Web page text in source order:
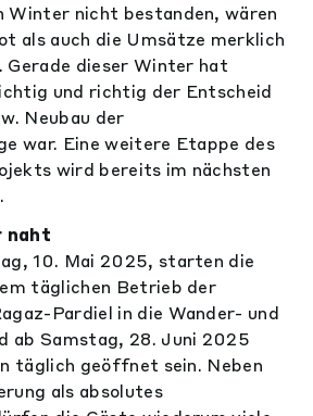
Winter nicht bestanden, wären
als auch die Umsätze merklich
dieser Winter hat
und richtig der Entscheid
Neubau der
war. Eine weitere Etappe des
wird bereits im nächsten
naht
10. Mai 2025, starten die
täglichen Betrieb der
Pardiel in die Wander- und
ab Samstag, 28. Juni 2025
täglich geöffnet sein. Neben
als absolutes